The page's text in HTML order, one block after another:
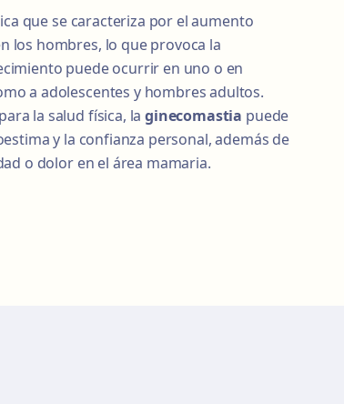
que se caracteriza por el aumento
los hombres, lo que provoca la
puede ocurrir en uno o en
a adolescentes y hombres adultos.
la salud física, laginecomastia puede
y la confianza personal, además de
o dolor en el área mamaria.